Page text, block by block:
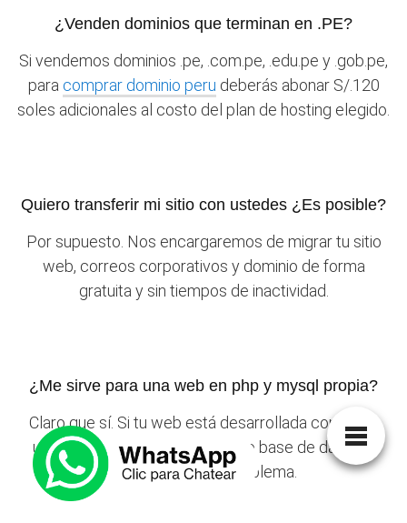
¿Venden dominios que terminan en .PE?
Si vendemos dominios .pe, .com.pe, .edu.pe y .gob.pe,
para comprar dominio peru deberás abonar S/.120
soles adicionales al costo del plan de hosting elegido.
Quiero transferir mi sitio con ustedes ¿Es posible?
Por supuesto. Nos encargaremos de migrar tu sitio
web, correos corporativos y dominio de forma
gratuita y sin tiempos de inactividad.
¿Me sirve para una web en php y mysql propia?
Claro que sí. Si tu web está desarrollada con php y
utiliza mysql o postgresql como base de datos la
podrás alojar sin problema.